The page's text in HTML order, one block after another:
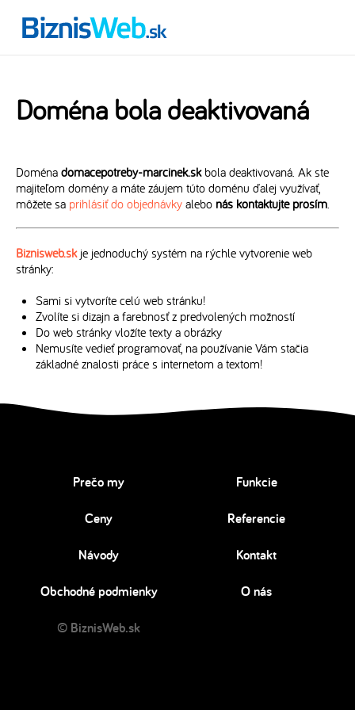
Doména bola deaktivovaná
Doména domacepotreby-marcinek.skbola deaktivovaná. Ak ste
majiteľom domény a máte záujem túto doménu ďalej využívať,
môžete sa prihlásiť do objednávky alebo nás kontaktujte prosím.
Biznisweb.skje jednoduchý systém na rýchle vytvorenie web
stránky:
Sami si vytvoríte celú web stránku!
Zvolíte si dizajn a farebnosť z predvolených možností
Do web stránky vložíte texty a obrázky
Nemusíte vedieť programovať, na používanie Vám stačia
základné znalosti práce s internetom a textom!
Prečo my Funkcie
Ceny Referencie
Návody Kontakt
Obchodné podmienky O nás
© BiznisWeb.sk